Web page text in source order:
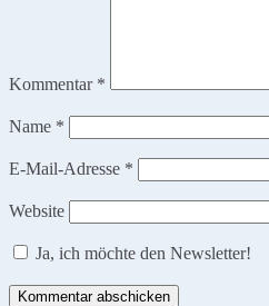
Kommentar *
Name *
E-Mail-Adresse *
Website
Ja, ich möchte den Newsletter!